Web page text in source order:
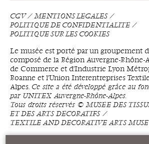
CGV
MENTIONS LÉGALES
POLITIQUE DE CONFIDENTIALITÉ
POLITIQUE SUR LES COOKIES
Le musée est porté par un groupement
composé de la Région Auvergne-Rhône-
de Commerce et d'Industrie Lyon
Roanne et l'Union Interentreprises
Alpes. Ce site a été développé grâce au
par UNITEX Auvergne-Rhône-Alpes.
Tous droits réservés © MUSÉE DES
ET DES ARTS DÉCORATIFS ⁄
TEXTILE AND DECORATIVE ARTS